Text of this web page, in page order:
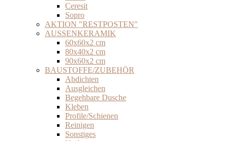
Ceresit
Sopro
AKTION "RESTPOSTEN"
AUSSENKERAMIK
60x60x2 cm
80x40x2 cm
90x60x2 cm
BAUSTOFFE/ZUBEHÖR
Abdichten
Ausgleichen
Begehbare Dusche
Kleben
Profile/Schienen
Reinigen
Sonstiges